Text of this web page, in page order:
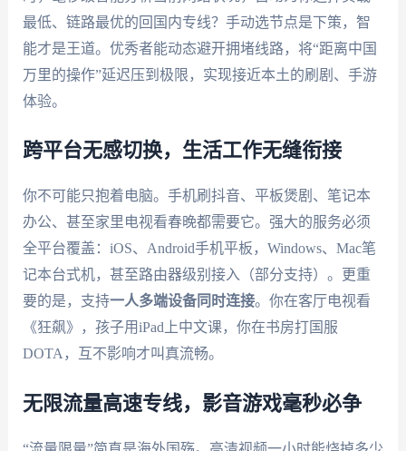
最低、链路最优的回国内专线？手动选节点是下策，智
能才是王道。优秀者能动态避开拥堵线路，将“距离中国
万里的操作”延迟压到极限，实现接近本土的刷剧、手游
体验。
跨平台无感切换，生活工作无缝衔接
你不可能只抱着电脑。手机刷抖音、平板煲剧、笔记本
办公、甚至家里电视看春晚都需要它。强大的服务必须
全平台覆盖：iOS、Android手机平板，Windows、Mac笔
记本台式机，甚至路由器级别接入（部分支持）。更重
要的是，支持一人多端设备同时连接。你在客厅电视看
《狂飙》，孩子用iPad上中文课，你在书房打国服
DOTA，互不影响才叫真流畅。
无限流量高速专线，影音游戏毫秒必争